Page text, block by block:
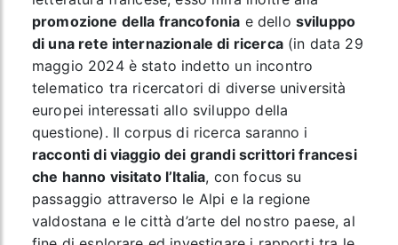
promozione della francofonia e dello sviluppo
di una rete internazionale di ricerca(in data 29
maggio 2024 è stato indetto un incontro
telematico tra ricercatori di diverse università
europei interessati allo sviluppo della
questione). Il corpus di ricerca saranno i
racconti di viaggio dei grandi scrittori francesi
che hanno visitato l’Italia, con focus su
passaggio attraverso le Alpi e la regione
valdostana e le città d’arte del nostro paese, al